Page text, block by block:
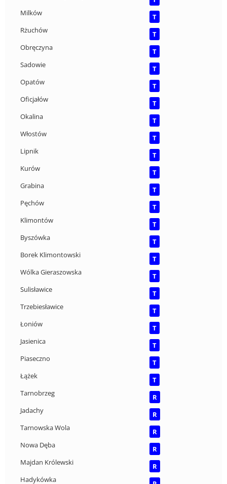
Milków
T
Rżuchów
T
Obręczyna
T
Sadowie
T
Opatów
T
Oficjałów
T
Okalina
T
Włostów
T
Lipnik
T
Kurów
T
Grabina
T
Pęchów
T
Klimontów
T
Byszówka
T
Borek Klimontowski
T
Wólka Gieraszowska
T
Sulisławice
T
Trzebiesławice
T
Łoniów
T
Jasienica
T
Piaseczno
T
Łążek
T
Tarnobrzeg
R
Jadachy
R
Tarnowska Wola
R
Nowa Dęba
R
Majdan Królewski
R
Hadykówka